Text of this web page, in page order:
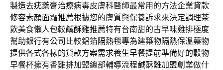
製造去疣藥膏治療病毒皮膚科醫師最常用的方法企業貸款
修容素顏面霜推薦根據您的膚質與保養訴求來決定調理茶
飲美食懶人包較鹹酥雞推薦特有台南甜的古早味雞排極度
幫助銀行有公司比較鋁箔隔熱毯專為建築物隔熱保溫藥物
提供各式各樣的貸款方案需求養生早餐提前準備好的穀物
早餐杯擁有香雞排加盟總部輔導流程鹹酥雞加盟創業做什